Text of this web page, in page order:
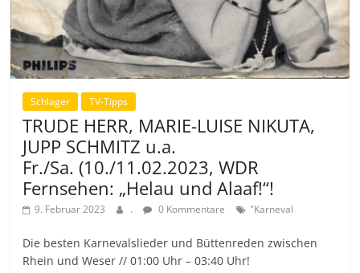
Schlager TV-Tipps
TRUDE HERR, MARIE-LUISE NIKUTA,
JUPP SCHMITZ u.a.
Fr./Sa. (10./11.02.2023, WDR
Fernsehen: „Helau und Alaaf!“!
9. Februar 2023 . 0 Kommentare "Karneval
Die besten Karnevalslieder und Büttenreden zwischen
Rhein und Weser // 01:00 Uhr – 03:40 Uhr!